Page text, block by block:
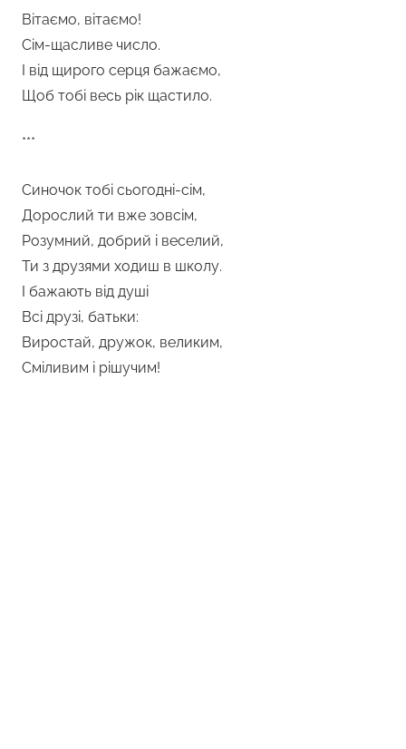
Вітаємо, вітаємо!
Сім-щасливе число.
І від щирого серця бажаємо,
Щоб тобі весь рік щастило.
***
Синочок тобі сьогодні-сім,
Дорослий ти вже зовсім,
Розумний, добрий і веселий,
Ти з друзями ходиш в школу.
І бажають від душі
Всі друзі, батьки:
Виростай, дружок, великим,
Сміливим і рішучим!